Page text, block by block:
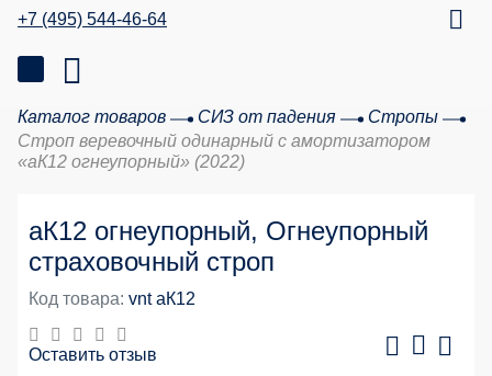
+7 (495) 544-46-64
Каталог товаров СИЗ от падения
Стропы
Строп веревочный одинарный с амортизатором
«аК12 огнеупорный» (2022)
аК12 огнеупорный, Огнеупорный
страховочный строп
Код товара: vnt аК12
Оставить отзыв